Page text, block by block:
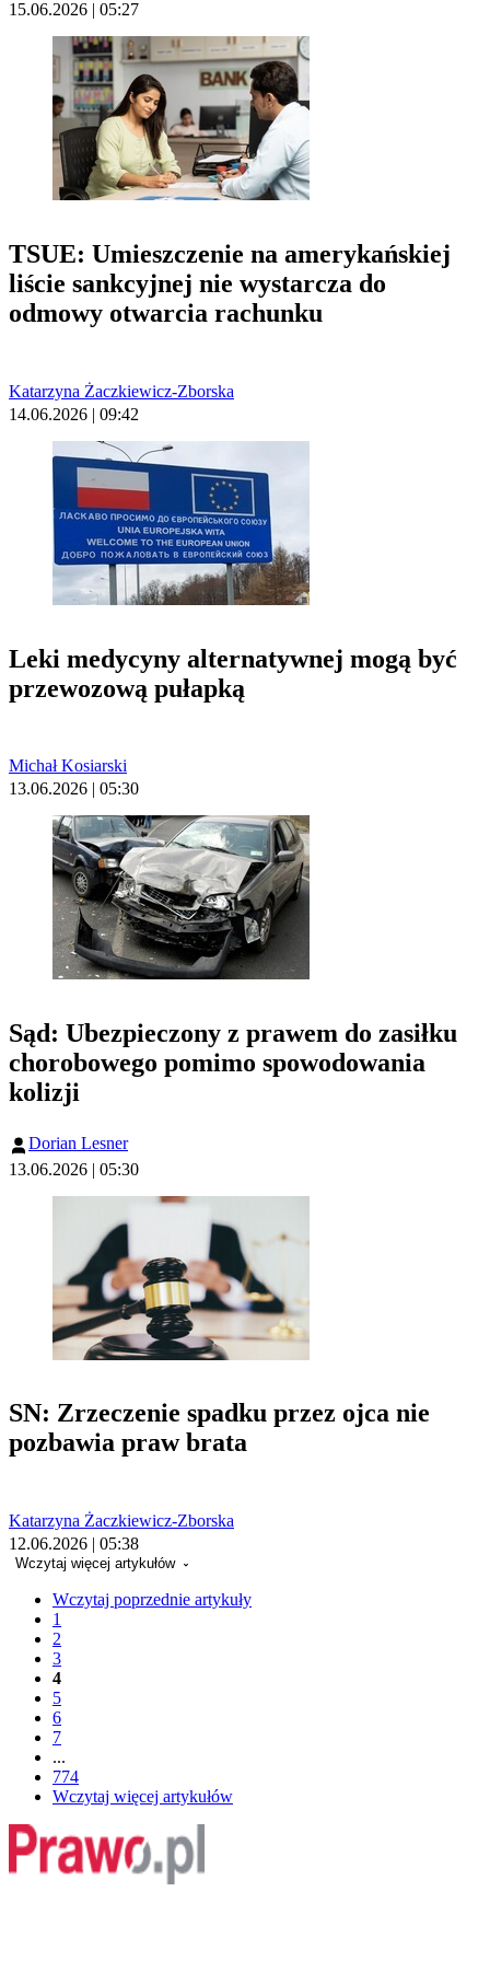
15.06.2026 | 05:27
TSUE: Umieszczenie na amerykańskiej
liście sankcyjnej nie wystarcza do
odmowy otwarcia rachunku
Katarzyna Żaczkiewicz-Zborska
14.06.2026 | 09:42
Leki medycyny alternatywnej mogą być
przewozową pułapką
Michał Kosiarski
13.06.2026 | 05:30
Sąd: Ubezpieczony z prawem do zasiłku
chorobowego pomimo spowodowania
kolizji
Dorian Lesner
13.06.2026 | 05:30
SN: Zrzeczenie spadku przez ojca nie
pozbawia praw brata
Katarzyna Żaczkiewicz-Zborska
12.06.2026 | 05:38
Wczytaj więcej artykułów
Wczytaj poprzednie artykuły
1
2
3
4
5
6
7
...
774
Wczytaj więcej artykułów